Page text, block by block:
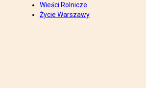
Wieści Rolnicze
Życie Warszawy